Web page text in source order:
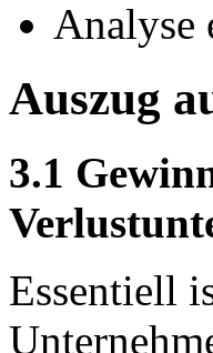
Analyse
Auszug
3.1
Essentiell